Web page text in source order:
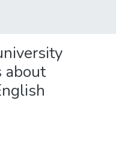
about